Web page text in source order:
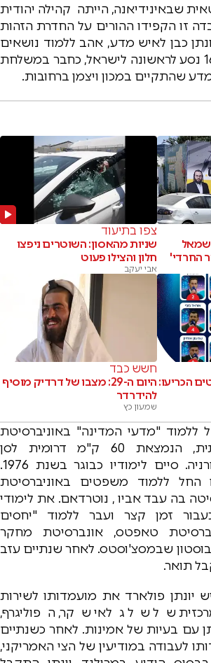
שבאינידיאנה, הייתה קהילה יהודית
זו הקפידו ההורים על החדרת הזהות
כבן לאיש מדע, אהב ללמוד נושאים
מדעיים וכשהיה בן 16 נסע לראשונה לישראל, כחבר במשלחת
שהתקיים במכון ויצמן ברחובות.
החרדי'
צפו בתיעוד
שניות מהאסון: השוטרים ניפצו
חלון והצילו פעוט
אבי יעקב
הכריעו:
חשש כבד
היום ה-29: מצבו של דרדיק מוסיף
להידרדר
שמעון כץ
1972 החל ללמוד "מדעי המדינה" באוניברסיטת
"סטנפורד" היוקרתית, הנמצאת 60 ק"מ דרומית לסן
פרנסיסקו שבקליפורניה. סיים לימודיו כבוגר בשנת 1976.
החל ללמוד משפטים באוניברסיטת
בה עבד אביו , נוטרדאם. את לימודי
זמן קצר ועבר ללמוד "יחסים
טאפטס, אונברסיטת מחקר
שבמסצ'וסטס. לאחר שנתיים עזב
תואר.
1977 הגיש יונתן פולארד את מועמדותו לשירות
של של גלאי שקר, הפוליגרף,
עם בעיות של אמינות. לאחר כשנתיים
לעבודה במודיעין של הצי האמריקני,